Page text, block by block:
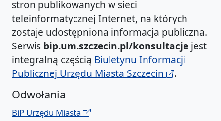
stron publikowanych w sieci
teleinformatycznej Internet, na których
zostaje udostępniona informacja publiczna.
Serwis bip.um.szczecin.pl/konsultacje jest
integralną częścią Biuletynu Informacji
Publicznej Urzędu Miasta Szczecin
.
Odwołania
BiP Urzędu Miasta